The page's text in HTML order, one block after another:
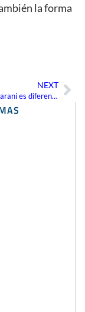
la forma
NEXT
¿Por qué el guaraní es diferente de otras lenguas indígenas americanas?